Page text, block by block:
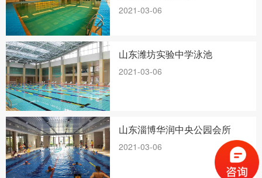
2021-03-06
山东潍坊实验中学泳池
2021-03-06
山东淄博华润中央公园会所
2021-03-06